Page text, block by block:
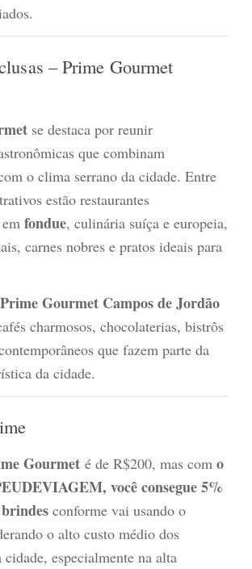
– Prime Gourmet
se destaca por reunir
que combinam
o clima serrano da cidade. Entre
estão restaurantes
fondue, culinária suíça e europeia,
carnes nobres e pratos ideais para
Prime Gourmet Campos de Jordão
charmosos, chocolaterias, bistrôs
que fazem parte da
da cidade.
Gourmet é de R$200, mas com o
você consegue 5%
conforme vai usando o
o alto custo médio dos
cidade, especialmente na alta